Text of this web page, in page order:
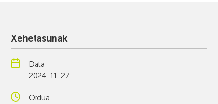
Xehetasunak
Data
2024-11-27
Ordua